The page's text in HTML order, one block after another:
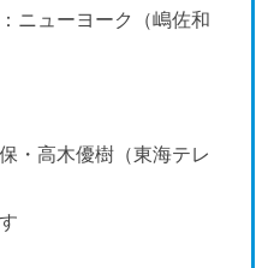
ニューヨーク（嶋佐和
・高木優樹（東海テレ